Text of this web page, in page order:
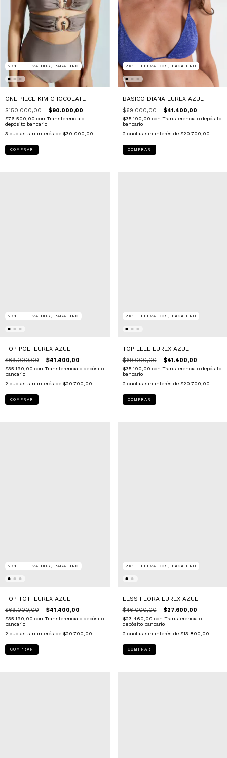
2X1 - LLEVA DOS, PAGA UNO
ONE PIECE KIM CHOCOLATE
$150.000,00 $90.000,00
$76.500,00 con Transferencia o
depósito bancario
3 cuotas sin interés de $30.000,00
COMPRAR
2X1 - LLEVA DOS, PAGA UNO
BASICO DIANA LUREX AZUL
$69.000,00 $41.400,00
$35.190,00 con Transferencia o depósito
bancario
2 cuotas sin interés de $20.700,00
COMPRAR
2X1 - LLEVA DOS, PAGA UNO
TOP POLI LUREX AZUL
$69.000,00 $41.400,00
$35.190,00 con Transferencia o depósito
bancario
2 cuotas sin interés de $20.700,00
COMPRAR
2X1 - LLEVA DOS, PAGA UNO
TOP LELE LUREX AZUL
$69.000,00 $41.400,00
$35.190,00 con Transferencia o depósito
bancario
2 cuotas sin interés de $20.700,00
COMPRAR
2X1 - LLEVA DOS, PAGA UNO
TOP TOTI LUREX AZUL
$69.000,00 $41.400,00
$35.190,00 con Transferencia o depósito
bancario
2 cuotas sin interés de $20.700,00
COMPRAR
2X1 - LLEVA DOS, PAGA UNO
LESS FLORA LUREX AZUL
$46.000,00 $27.600,00
$23.460,00 con Transferencia o
depósito bancario
2 cuotas sin interés de $13.800,00
COMPRAR